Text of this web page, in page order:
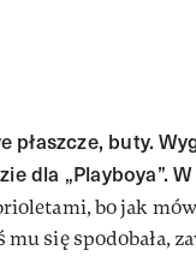
buty.
dla „Playboya”.
bo jak
się spodobała,